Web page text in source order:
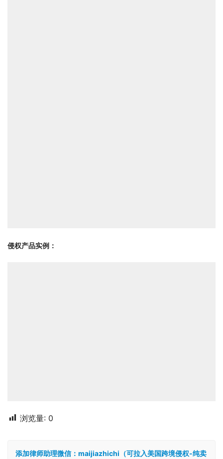
侵权产品实例：
浏览量: 0
添加律师助理微信：maijiazhichi（可拉入美国跨境侵权-纯卖